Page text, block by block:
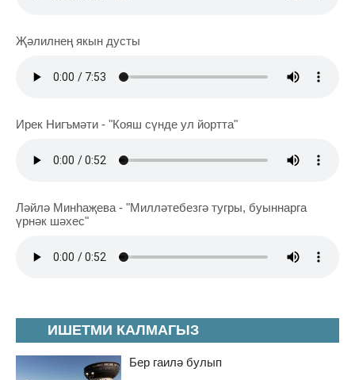
ИШЕТМИ КАЛМАГЫЗ
Бер гаилә булып
Җәлилнең якын дусты
Ирек Нигъмәти - "Кояш сүнде ул йортта"
Ләйлә Минһаҗева - "Милләтебезгә тугры, буыннарга
үрнәк шәхес"